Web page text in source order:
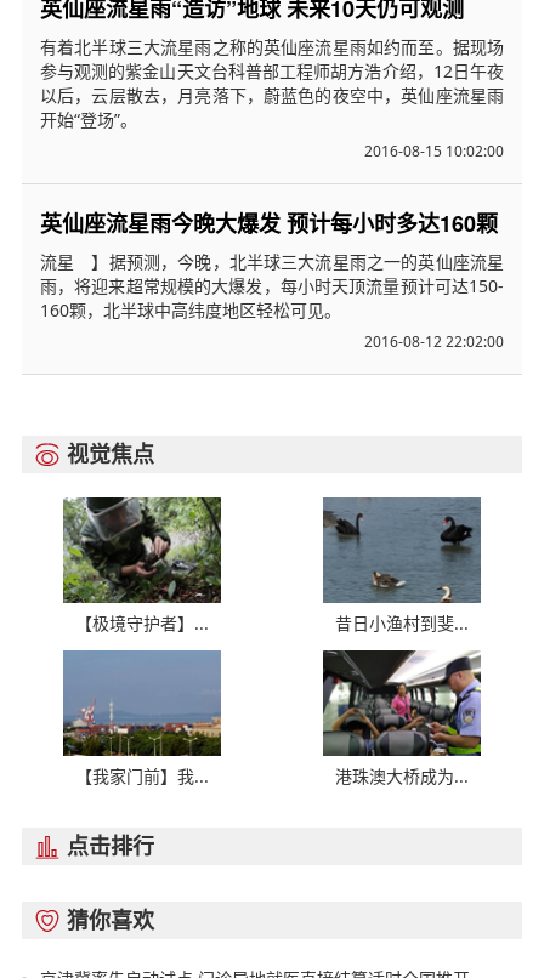
英仙座流星雨“造访”地球 未来10天仍可观测
有着北半球三大流星雨之称的英仙座流星雨如约而至。据现场
参与观测的紫金山天文台科普部工程师胡方浩介绍，12日午夜
以后，云层散去，月亮落下，蔚蓝色的夜空中，英仙座流星雨
开始“登场”。
2016-08-15 10:02:00
英仙座流星雨今晚大爆发 预计每小时多达160颗
流星 】据预测，今晚，北半球三大流星雨之一的英仙座流星
雨，将迎来超常规模的大爆发，每小时天顶流量预计可达150-
160颗，北半球中高纬度地区轻松可见。
2016-08-12 22:02:00
 视觉焦点
【极境守护者】... 昔日小渔村到斐...
【我家门前】我... 港珠澳大桥成为...
 点击排行
 猜你喜欢